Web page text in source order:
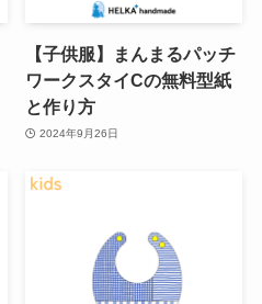
【子供服】まんまるパッチ
ワークスタイCの無料型紙
と作り方
2024年9月26日